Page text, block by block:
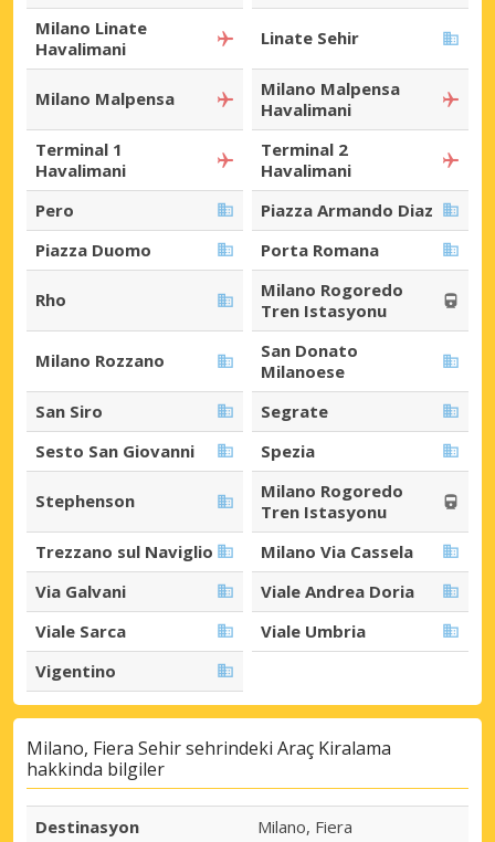
Milano Linate
Havalimani
Linate Sehir
Milano Malpensa
Milano Malpensa
Havalimani
Terminal 1
Havalimani
Terminal 2
Havalimani
Pero
Piazza Armando Diaz
Piazza Duomo
Porta Romana
Rho
Milano Rogoredo
Tren Istasyonu
Milano Rozzano
San Donato
Milanoese
San Siro
Segrate
Sesto San Giovanni
Spezia
Stephenson
Milano Rogoredo
Tren Istasyonu
Trezzano sul Naviglio
Milano Via Cassela
Via Galvani
Viale Andrea Doria
Viale Sarca
Viale Umbria
Vigentino
Milano, Fiera Sehir sehrindeki Araç Kiralama
hakkinda bilgiler
Destinasyon
Milano, Fiera